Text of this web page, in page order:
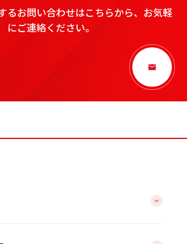
るお問い合わせはこちらから、お気軽
にご連絡ください。